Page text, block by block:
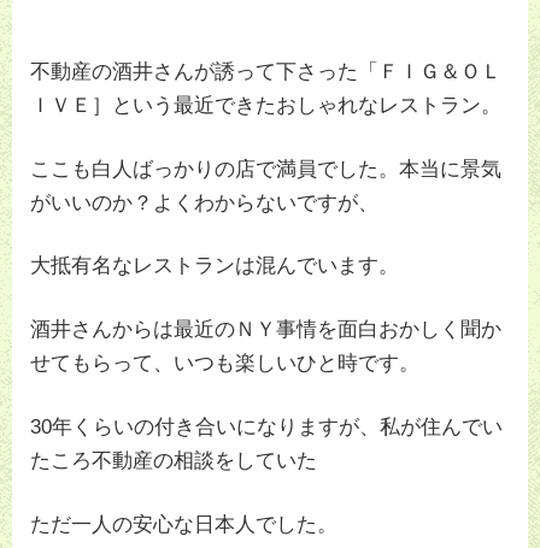
不動産の酒井さんが誘って下さった「ＦＩＧ＆ＯＬ
ＩＶＥ］という最近できたおしゃれなレストラン。
ここも白人ばっかりの店で満員でした。本当に景気
がいいのか？よくわからないですが、
大抵有名なレストランは混んでいます。
酒井さんからは最近のＮＹ事情を面白おかしく聞か
せてもらって、いつも楽しいひと時です。
30年くらいの付き合いになりますが、私が住んでい
たころ不動産の相談をしていた
ただ一人の安心な日本人でした。